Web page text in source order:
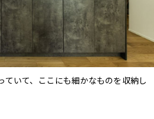
ていて、ここにも細かなものを収納し